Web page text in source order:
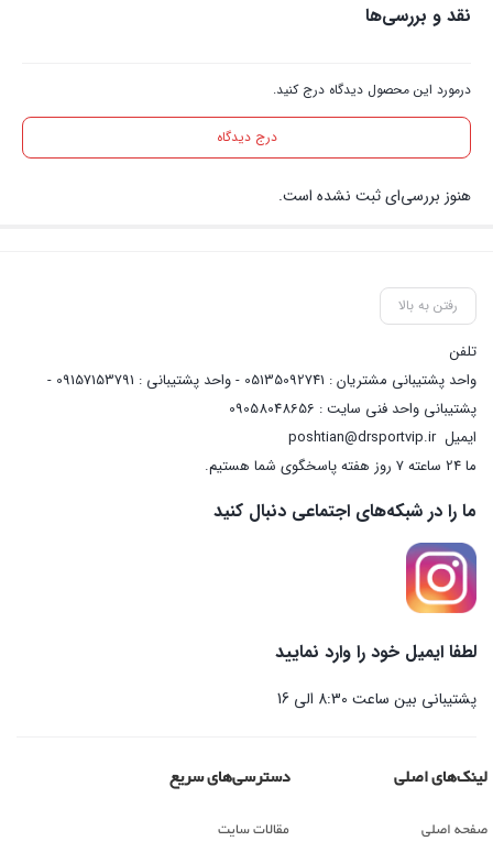
نقد و بررسی‌ها
درمورد این محصول دیدگاه درج کنید.
درج دیدگاه
هنوز بررسی‌ای ثبت نشده است.
رفتن به بالا
تلفن
واحد پشتیبانی مشتریان : 05135092741 - واحد پشتیبانی : 09157153791 -
پشتیبانی واحد فنی سایت : 09058048656
ایمیلposhtian@drsportvip.ir
ما 24 ساعته 7 روز هفته پاسخگوی شما هستیم.
ما را در شبکه‌های اجتماعی دنبال کنید
لطفا ایمیل خود را وارد نمایید
پشتیبانی بین ساعت 8:30 الی 16
لینک‌های اصلی
صفحه اصلی
دسترسی‌های سریع
مقالات سایت